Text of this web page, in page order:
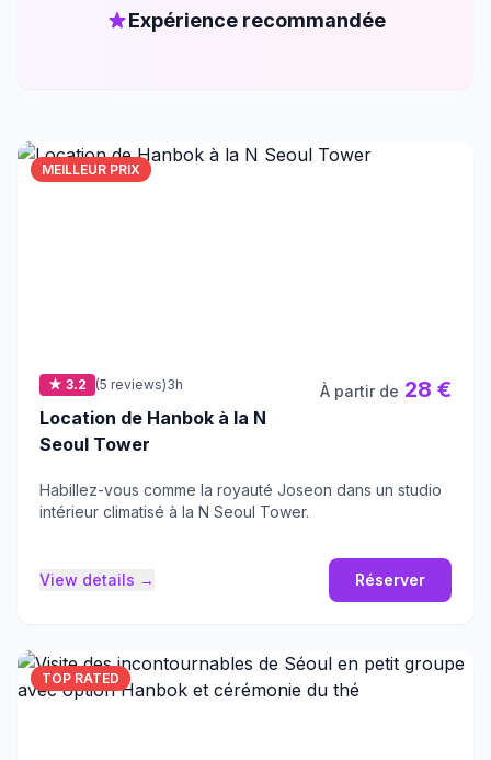
Expérience recommandée
MEILLEUR PRIX
★ 3.2 (5 reviews)3h
Location de Hanbok à la N
Seoul Tower
À partir de 28 €
Habillez-vous comme la royauté Joseon dans un studio
intérieur climatisé à la N Seoul Tower.
View details → Réserver
TOP RATED